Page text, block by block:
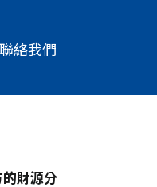
聯絡我們
財源分